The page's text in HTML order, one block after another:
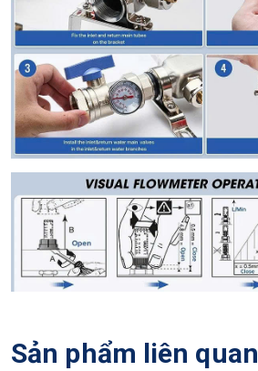
Sản phẩm liên quan